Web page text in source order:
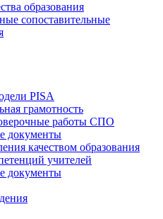
образования
сопоставительные
PISA
грамотность
работы СПО
документы
качеством образования
учителей
документы